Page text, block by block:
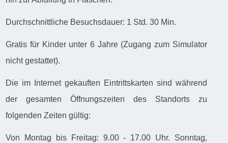
Durchschnittliche Besuchsdauer: 1 Std. 30 Min.
Gratis für Kinder unter 6 Jahre (Zugang zum Simulator
nicht gestattet).
Die im Internet gekauften Eintrittskarten sind während
der gesamten Öffnungszeiten des Standorts zu
folgenden Zeiten gültig:
Von Montag bis Freitag: 9.00 - 17.00 Uhr. Sonntag,